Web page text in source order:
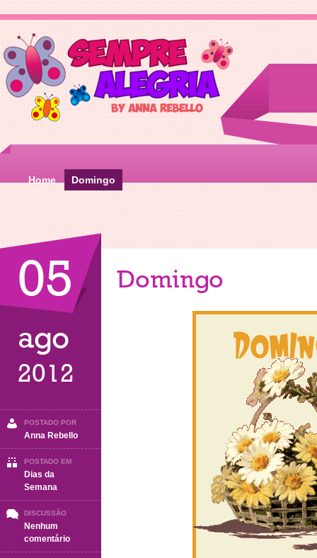
Home Domingo
05
ago
2012
POSTADO POR
Anna Rebello
POSTADO EM
Dias da
Semana
DISCUSSÃO
Nenhum
comentárioem
Domingo
Domingo